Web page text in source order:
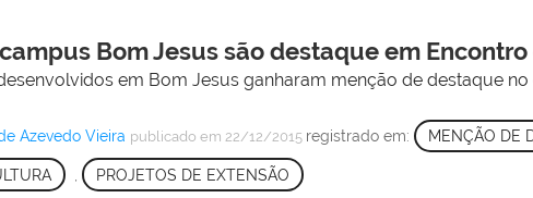
Bom Jesus são destaque em
em Bom Jesus ganharam menção de destaque
Azevedo Vieira publicado em 22/12/2015 registrado em: MENÇÃO DE
PROJETOS DE EXTENSÃO